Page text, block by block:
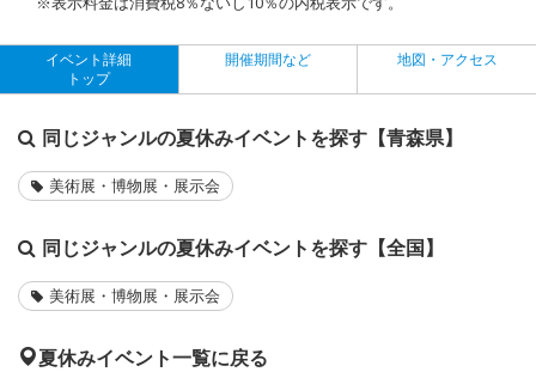
イベント詳細
トップ
開催期間など 地図・アクセス
同じジャンルの夏休みイベントを探す【青森県】
美術展・博物展・展示会
同じジャンルの夏休みイベントを探す【全国】
美術展・博物展・展示会
夏休みイベント一覧に戻る